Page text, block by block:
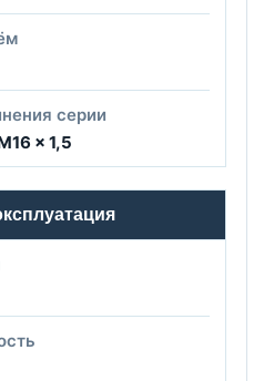
серии
× 1,5